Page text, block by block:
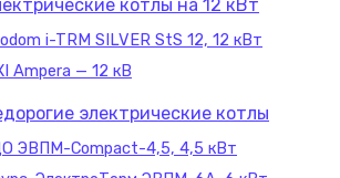
котлы на 12 кВт
i-TRM SILVER StS 12, 12 кВт
Ampera — 12 кВ
электрические котлы
ЭВПМ-Compact-4,5, 4,5 кВт